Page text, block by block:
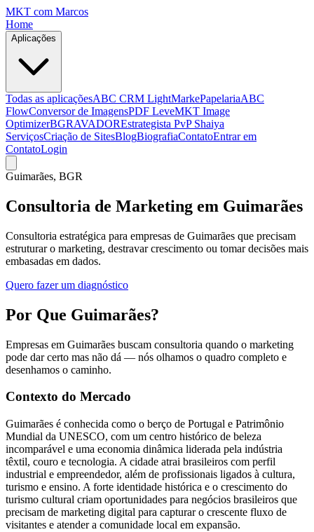
MKT com Marcos
Home
Aplicações
Todas as aplicaçõesABC CRM LightMarkePapelariaABC
FlowConversor de ImagensPDF LeveMKT Image
OptimizerBGRAVADOREstrategista PvP Shaiya
ServiçosCriação de SitesBlogBiografiaContatoEntrar em
ContatoLogin
Guimarães, BGR
Consultoria de Marketing em Guimarães
Consultoria estratégica para empresas de Guimarães que precisam
estruturar o marketing, destravar crescimento ou tomar decisões mais
embasadas em dados.
Quero fazer um diagnóstico
Por Que Guimarães?
Empresas em Guimarães buscam consultoria quando o marketing
pode dar certo mas não dá — nós olhamos o quadro completo e
desenhamos o caminho.
Contexto do Mercado
Guimarães é conhecida como o berço de Portugal e Patrimônio
Mundial da UNESCO, com um centro histórico de beleza
incomparável e uma economia dinâmica liderada pela indústria
têxtil, couro e tecnologia. A cidade atrai brasileiros com perfil
industrial e empreendedor, além de profissionais ligados à cultura,
turismo e ensino. A forte identidade histórica e o crescimento do
turismo cultural criam oportunidades para negócios brasileiros que
precisam de marketing digital para capturar o crescente fluxo de
visitantes e atender a comunidade local em expansão.